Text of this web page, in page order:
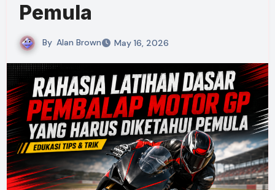
Pemula
By Alan Brown May 16, 2026